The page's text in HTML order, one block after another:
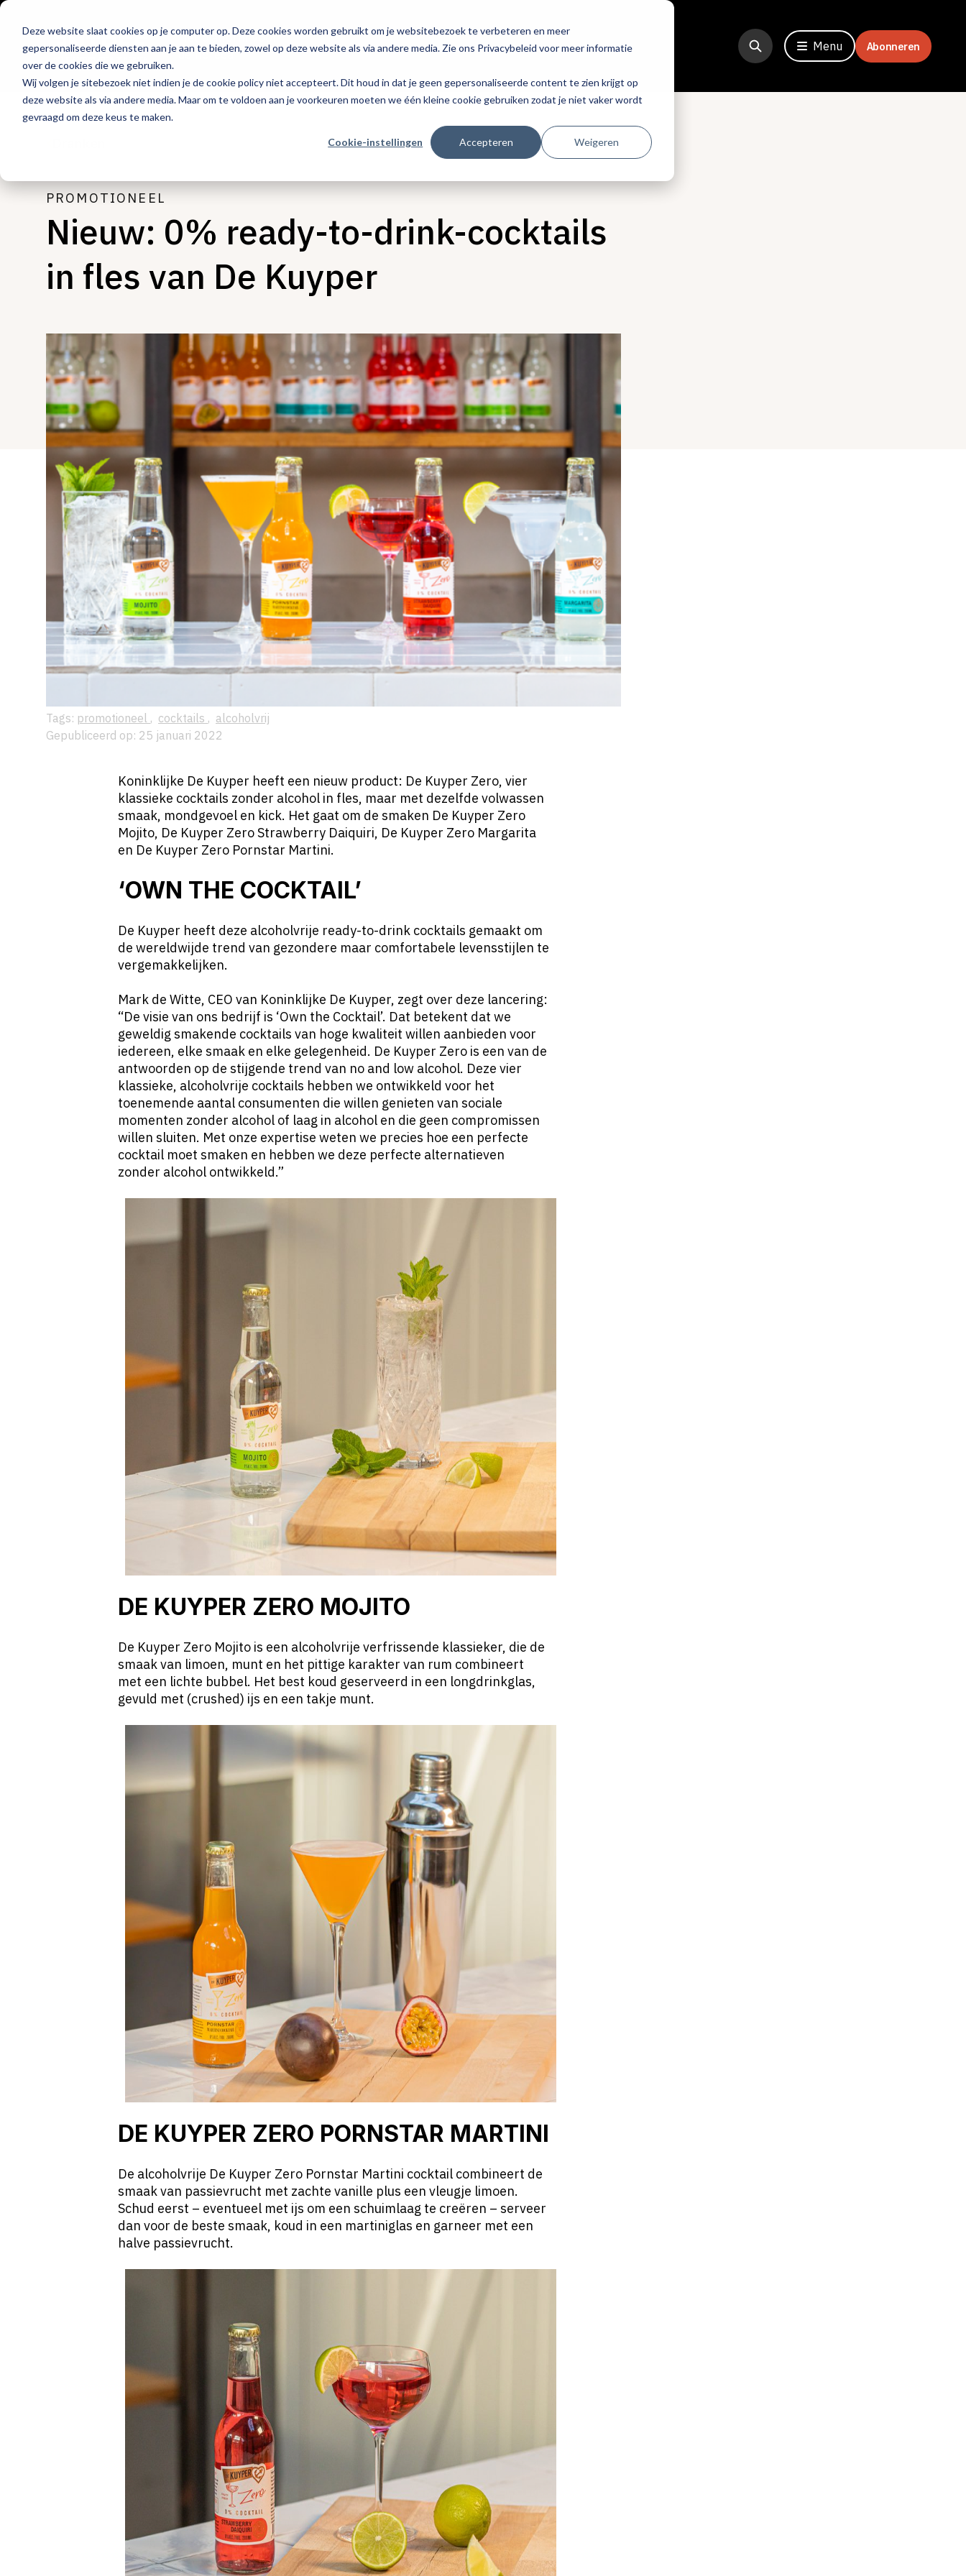
Deze website slaat cookies op je computer op. Deze cookies worden gebruikt om je websitebezoek te verbeteren en meer
gepersonaliseerde diensten aan je aan te bieden, zowel op deze website als via andere media. Zie ons Privacybeleid voor meer informatie
over de cookies die we gebruiken.
Wij volgen je sitebezoek niet indien je de cookie policy niet accepteert. Dit houd in dat je geen gepersonaliseerde content te zien krijgt op
deze website als via andere media. Maar om te voldoen aan je voorkeuren moeten we één kleine cookie gebruiken zodat je niet vaker wordt
gevraagd om deze keus te maken.
Cookie-instellingen Accepteren Weigeren
Hét platform voor
de horeca
Menu Abonneren
PROMOTIONEEL
Nieuw: 0% ready-to-drink-cocktails
in fles van De Kuyper
Tags: promotioneel , cocktails , alcoholvrij
Gepubliceerd op: 25 januari 2022
Koninklijke De Kuyper heeft een nieuw product: De Kuyper Zero, vier
klassieke cocktails zonder alcohol in fles, maar met dezelfde volwassen
smaak, mondgevoel en kick. Het gaat om de smaken De Kuyper Zero
Mojito, De Kuyper Zero Strawberry Daiquiri, De Kuyper Zero Margarita
en De Kuyper Zero Pornstar Martini.
‘OWN THE COCKTAIL’
De Kuyper heeft deze alcoholvrije ready-to-drink cocktails gemaakt om
de wereldwijde trend van gezondere maar comfortabele levensstijlen te
vergemakkelijken.
Mark de Witte, CEO van Koninklijke De Kuyper, zegt over deze lancering:
“De visie van ons bedrijf is ‘Own the Cocktail’. Dat betekent dat we
geweldig smakende cocktails van hoge kwaliteit willen aanbieden voor
iedereen, elke smaak en elke gelegenheid. De Kuyper Zero is een van de
antwoorden op de stijgende trend van no and low alcohol. Deze vier
klassieke, alcoholvrije cocktails hebben we ontwikkeld voor het
toenemende aantal consumenten die willen genieten van sociale
momenten zonder alcohol of laag in alcohol en die geen compromissen
willen sluiten. Met onze expertise weten we precies hoe een perfecte
cocktail moet smaken en hebben we deze perfecte alternatieven
zonder alcohol ontwikkeld.”
DE KUYPER ZERO MOJITO
De Kuyper Zero Mojito is een alcoholvrije verfrissende klassieker, die de
smaak van limoen, munt en het pittige karakter van rum combineert
met een lichte bubbel. Het best koud geserveerd in een longdrinkglas,
gevuld met (crushed) ijs en een takje munt.
DE KUYPER ZERO PORNSTAR MARTINI
De alcoholvrije De Kuyper Zero Pornstar Martini cocktail combineert de
smaak van passievrucht met zachte vanille plus een vleugje limoen.
Schud eerst – eventueel met ijs om een schuimlaag te creëren – serveer
dan voor de beste smaak, koud in een martiniglas en garneer met een
halve passievrucht.